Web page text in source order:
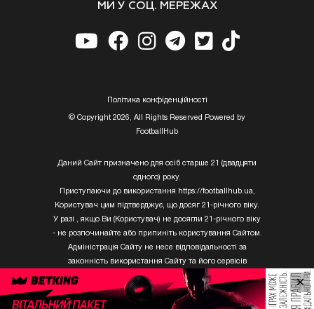
МИ У СОЦ. МЕРЕЖАХ
Полiтика конфiденцiйностi
© Copyright 2026, All Rights Reserved Powered by
FootballHub
Даний Сайт призначено для осіб старше 21 (двадцяти
одного) року.
Приступаючи до використання https://footballhub.ua,
Користувач цим підтверджує, що досяг 21-річного віку.
У разі , якщо Ви (Користувач) не досягли 21-річного віку
- не розпочинайте або припиніть користування Сайтом.
Адміністрація Сайту не несе відповідальності за
законність використання Сайту та його сервісів
Користувачем, який не досяг 21-річного віку.
Твори Getty Images, що розміщені на сайті, не можуть
×